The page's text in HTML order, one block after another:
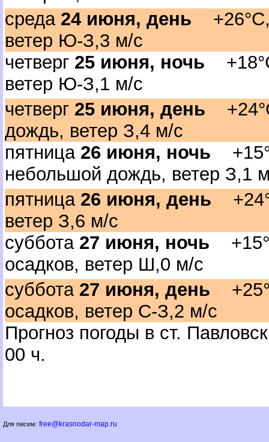
среда 24 июня, день +26°C,
етер Ю-З,3 м/с
четвер 25 июня, ночь
етер Ю-З,1 м/с
четвер 25 июня, день
дождь, ветер З,4 м/с
пятница 26 июня, ночь
небольшой дождь, ветер З,1
пятница 26 июня, день
етер З,6 м/с
суббота 27 июня, ночь
осадков, ветер Ш,0 м/с
суббота 27 июня, день
осадков, ветер С-З,2 м/с
Прогноз погоды в ст.
00 ч.
Для писем: free@krasnodar-map.ru